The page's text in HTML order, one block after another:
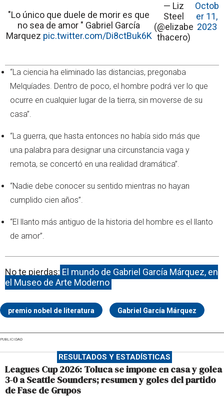
"Lo único que duele de morir es que
no sea de amor " Gabriel García
Marquez pic.twitter.com/Di8ctBuk6K
— Liz
Steel
(@elizabe
thacero)
Octob
er 11,
2023
“La ciencia ha eliminado las distancias, pregonaba
Melquíades. Dentro de poco, el hombre podrá ver lo que
ocurre en cualquier lugar de la tierra, sin moverse de su
casa”.
“La guerra, que hasta entonces no había sido más que
una palabra para designar una circunstancia vaga y
remota, se concertó en una realidad dramática”.
“Nadie debe conocer su sentido mientras no hayan
cumplido cien años”.
“El llanto más antiguo de la historia del hombre es el llanto
de amor”.
No te pierdas: El mundo de Gabriel García Márquez, en
el Museo de Arte Moderno
premio nobel de literatura Gabriel García Márquez
PUBLICIDAD
RESULTADOS Y ESTADÍSTICAS
Leagues Cup 2026: Toluca se impone en casa y golea
3-0 a Seattle Sounders; resumen y goles del partido
de Fase de Grupos